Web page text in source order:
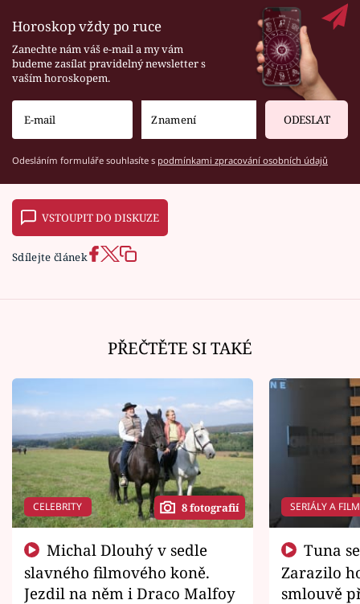
Horoskop vždy po ruce
Zanechte nám váš e-mail a my vám
budeme zasílat pravidelný newsletter s
vaším horoskopem.
ODESLAT
Odesláním formuláře souhlasíte s podmínkami zpracování osobních údajů
VSTOUPIT DO DISKUZE
Sdílejte článek
PŘEČTĚTE SI TAKÉ
CELEBRITY 8 fotografií
slavného filmového koně.
Jezdil na něm i Draco Malfoy
SERIÁLY A
Zarazilo
smlouvě